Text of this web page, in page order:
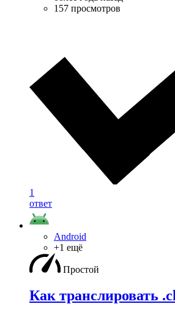
157 просмотров
1
ответ
Android
+1 ещё
Простой
Как транслировать